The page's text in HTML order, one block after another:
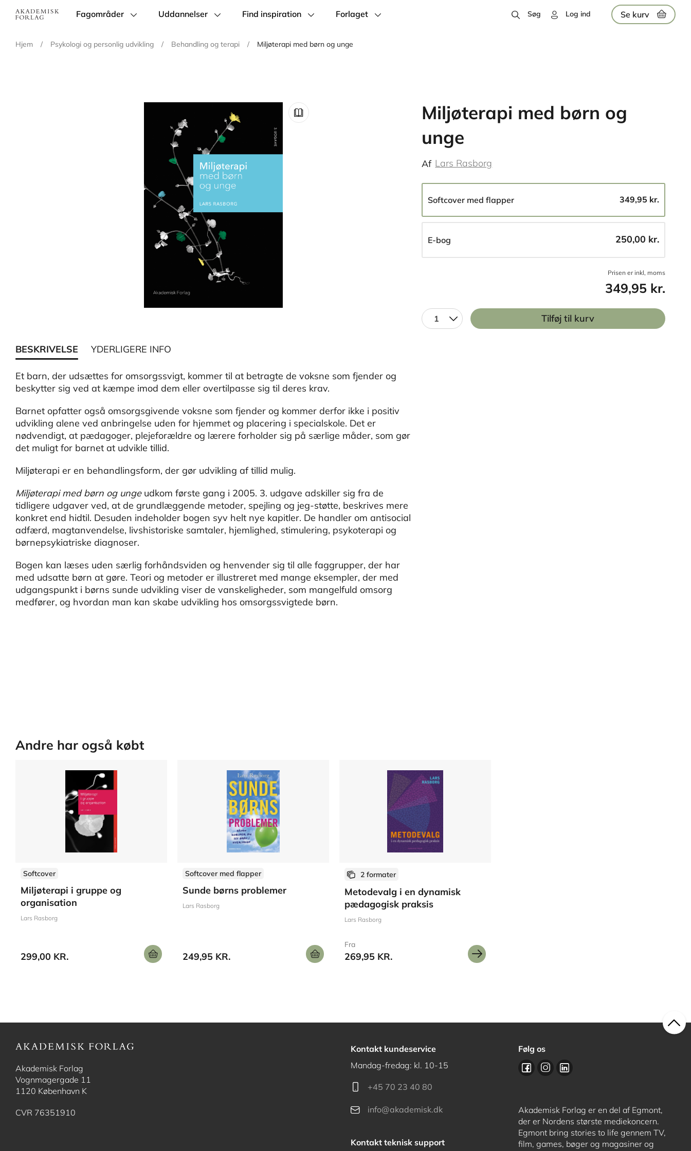
Main
Fagområder Uddannelser Find inspiration Forlaget Søg Log ind Se kurv
Hjem / Psykologi og personlig udvikling / Behandling og terapi / Miljøterapi med børn og unge
Miljøterapi med børn og
unge
Af Lars Rasborg
Softcover med flapper 349,95 kr.
E-bog 250,00 kr.
Prisen er inkl, moms
349,95 kr.
1 Tilføj til kurv
BESKRIVELSE YDERLIGERE INFO
Et barn, der udsættes for omsorgssvigt, kommer til at betragte de voksne som fjender og
beskytter sig ved at kæmpe imod dem eller overtilpasse sig til deres krav.
Barnet opfatter også omsorgsgivende voksne som fjender og kommer derfor ikke i positiv
udvikling alene ved anbringelse uden for hjemmet og placering i specialskole. Det er
nødvendigt, at pædagoger, plejeforældre og lærere forholder sig på særlige måder, som gør
det muligt for barnet at udvikle tillid.
Miljøterapi er en behandlingsform, der gør udvikling af tillid mulig.
Miljøterapi med børn og ungeudkom første gang i 2005. 3. udgave adskiller sig fra de
tidligere udgaver ved, at de grundlæggende metoder, spejling og jeg-støtte, beskrives mere
konkret end hidtil. Desuden indeholder bogen syv helt nye kapitler. De handler om antisocial
adfærd, magtanvendelse, livshistoriske samtaler, hjemlighed, stimulering, psykoterapi og
børnepsykiatriske diagnoser.
Bogen kan læses uden særlig forhåndsviden og henvender sig til alle faggrupper, der har
med udsatte børn at gøre. Teori og metoder er illustreret med mange eksempler, der med
udgangspunkt i børns sunde udvikling viser de vanskeligheder, som mangelfuld omsorg
medfører, og hvordan man kan skabe udvikling hos omsorgssvigtede børn.
Andre har også købt
Softcover
Miljøterapi i gruppe og
organisation
Lars Rasborg
299,00 KR.
Softcover med flapper
Sunde børns problemer
Lars Rasborg
249,95 KR.
2 formater
Metodevalg i en dynamisk
pædagogisk praksis
Lars Rasborg
Fra
269,95 KR.
Akademisk Forlag
Vognmagergade 11
1120 København K
CVR 76351910
Kontakt kundeservice
Mandag-fredag: kl. 10-15
+45 70 23 40 80
info@akademisk.dk
Kontakt teknisk support
Følg os
Akademisk Forlag er en del af Egmont,
der er Nordens største mediekoncern.
Egmont bring stories to life gennem TV,
film, games, bøger og magasiner og